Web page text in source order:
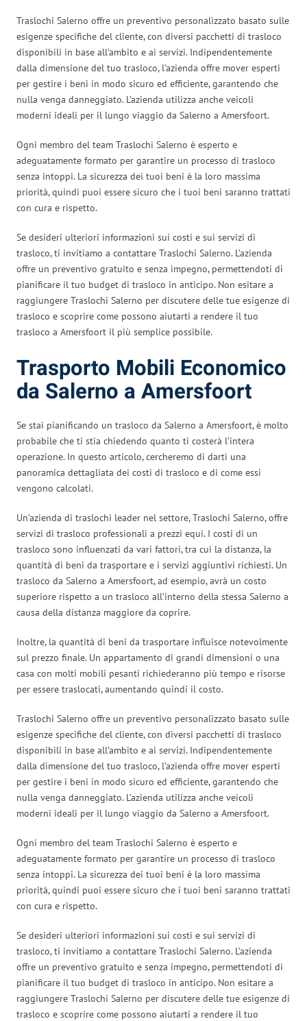
Traslochi Salerno offre un preventivo personalizzato basato sulle
esigenze specifiche del cliente, con diversi pacchetti di trasloco
disponibili in base all’ambito e ai servizi. Indipendentemente
dalla dimensione del tuo trasloco, l’azienda offre mover esperti
per gestire i beni in modo sicuro ed efficiente, garantendo che
nulla venga danneggiato. L’azienda utilizza anche veicoli
moderni ideali per il lungo viaggio da Salerno a Amersfoort.
Ogni membro del team Traslochi Salerno è esperto e
adeguatamente formato per garantire un processo di trasloco
senza intoppi. La sicurezza dei tuoi beni è la loro massima
priorità, quindi puoi essere sicuro che i tuoi beni saranno trattati
con cura e rispetto.
Se desideri ulteriori informazioni sui costi e sui servizi di
trasloco, ti invitiamo a contattare Traslochi Salerno. L’azienda
offre un preventivo gratuito e senza impegno, permettendoti di
pianificare il tuo budget di trasloco in anticipo. Non esitare a
raggiungere Traslochi Salerno per discutere delle tue esigenze di
trasloco e scoprire come possono aiutarti a rendere il tuo
trasloco a Amersfoort il più semplice possibile.
Trasporto Mobili Economico
da Salerno a Amersfoort
Se stai pianificando un trasloco da Salerno a Amersfoort, è molto
probabile che ti stia chiedendo quanto ti costerà l’intera
operazione. In questo articolo, cercheremo di darti una
panoramica dettagliata dei costi di trasloco e di come essi
vengono calcolati.
Un’azienda di traslochi leader nel settore, Traslochi Salerno, offre
servizi di trasloco professionali a prezzi equi. I costi di un
trasloco sono influenzati da vari fattori, tra cui la distanza, la
quantità di beni da trasportare e i servizi aggiuntivi richiesti. Un
trasloco da Salerno a Amersfoort, ad esempio, avrà un costo
superiore rispetto a un trasloco all’interno della stessa Salerno a
causa della distanza maggiore da coprire.
Inoltre, la quantità di beni da trasportare influisce notevolmente
sul prezzo finale. Un appartamento di grandi dimensioni o una
casa con molti mobili pesanti richiederanno più tempo e risorse
per essere traslocati, aumentando quindi il costo.
Traslochi Salerno offre un preventivo personalizzato basato sulle
esigenze specifiche del cliente, con diversi pacchetti di trasloco
disponibili in base all’ambito e ai servizi. Indipendentemente
dalla dimensione del tuo trasloco, l’azienda offre mover esperti
per gestire i beni in modo sicuro ed efficiente, garantendo che
nulla venga danneggiato. L’azienda utilizza anche veicoli
moderni ideali per il lungo viaggio da Salerno a Amersfoort.
Ogni membro del team Traslochi Salerno è esperto e
adeguatamente formato per garantire un processo di trasloco
senza intoppi. La sicurezza dei tuoi beni è la loro massima
priorità, quindi puoi essere sicuro che i tuoi beni saranno trattati
con cura e rispetto.
Se desideri ulteriori informazioni sui costi e sui servizi di
trasloco, ti invitiamo a contattare Traslochi Salerno. L’azienda
offre un preventivo gratuito e senza impegno, permettendoti di
pianificare il tuo budget di trasloco in anticipo. Non esitare a
raggiungere Traslochi Salerno per discutere delle tue esigenze di
trasloco e scoprire come possono aiutarti a rendere il tuo